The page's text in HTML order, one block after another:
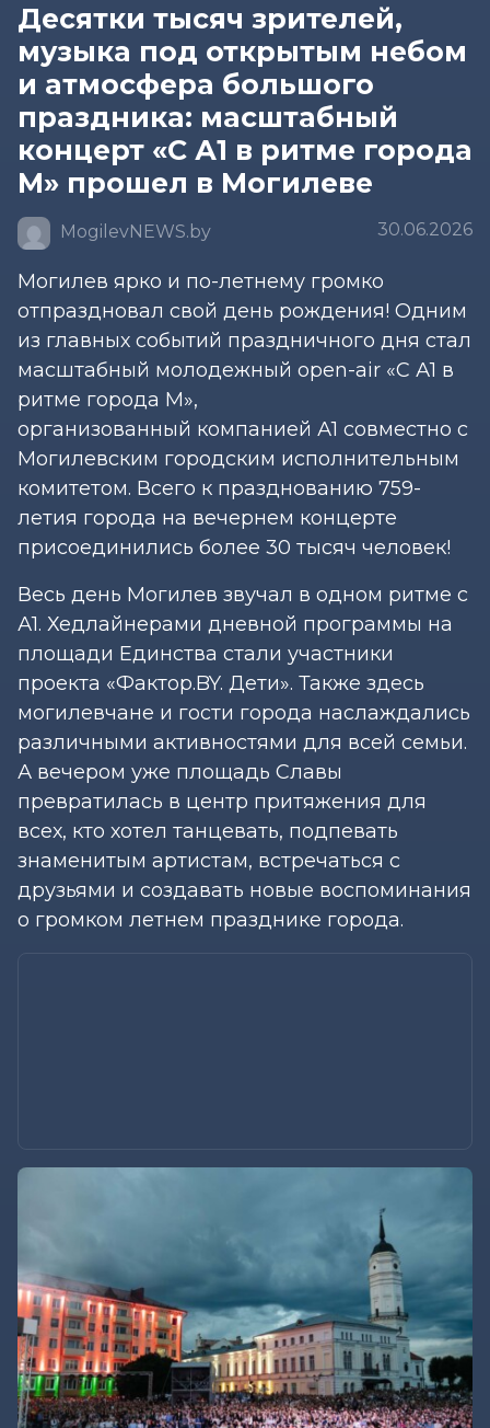
Десятки тысяч зрителей,
музыка под открытым небом
и атмосфера большого
праздника: масштабный
концерт «С А1 в ритме города
М» прошел в Могилеве
MogilevNEWS.by 30.06.2026
Могилев ярко и по-летнему громко
отпраздновал свой день рождения! Одним
из главных событий праздничного дня стал
масштабный молодежный open-air «С А1 в
ритме города М»,
организованный компанией А1 совместно с
Могилевским городским исполнительным
комитетом. Всего к празднованию 759-
летия города на вечернем концерте
присоединились более 30 тысяч человек!
Весь день Могилев звучал в одном ритме с
А1. Хедлайнерами дневной программы на
площади Единства стали участники
проекта «Фактор.BY. Дети». Также здесь
могилевчане и гости города наслаждались
различными активностями для всей семьи.
А вечером уже площадь Славы
превратилась в центр притяжения для
всех, кто хотел танцевать, подпевать
знаменитым артистам, встречаться с
друзьями и создавать новые воспоминания
о громком летнем празднике города.